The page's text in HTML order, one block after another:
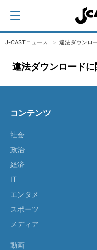
J-CASTニュース 違法ダウンロ
違法ダウンロード
コンテンツ
社会
政治
経済
IT
エンタメ
スポーツ
メディア
動画